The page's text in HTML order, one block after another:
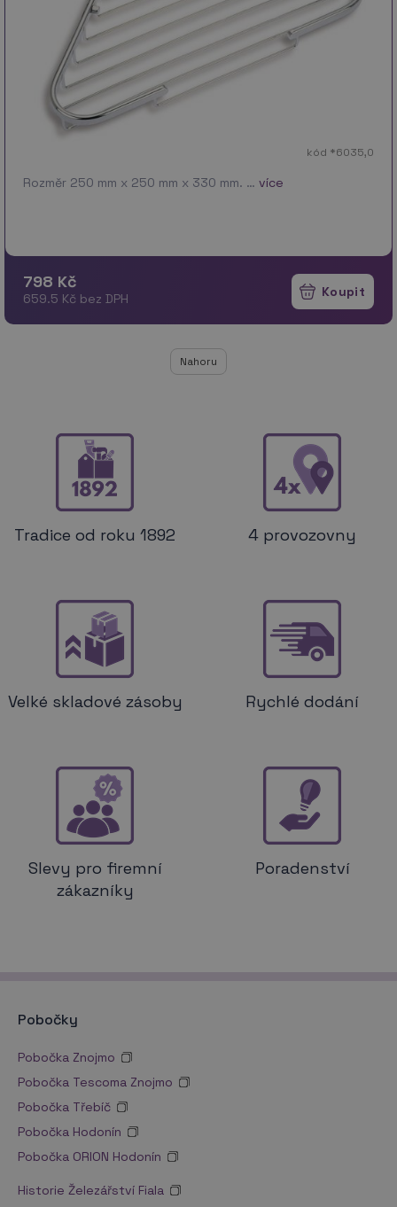
kód *6035,0
Rozměr 250 mm x 250 mm x 330 mm. … více
798 Kč
659.5 Kč bez DPH
Nahoru
Tradice od roku 1892 4 provozovny
Velké skladové zásoby Rychlé dodání
Slevy pro firemní
zákazníky
Poradenství
Pobočky
Pobočka Znojmo
Pobočka Tescoma Znojmo
Pobočka Třebíč
Pobočka Hodonín
Pobočka ORION Hodonín
Historie Železářství Fiala